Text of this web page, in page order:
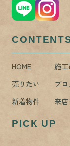
CONTENTS
HOME 施工
売りたい
ブ
新着物件
来店
PICK UP